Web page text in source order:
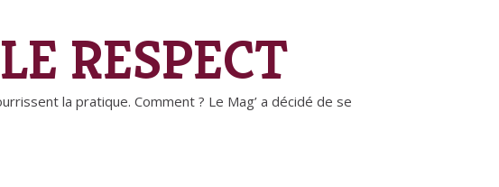
RESPECT
la pratique. Comment ? Le Mag’ a décidé de se